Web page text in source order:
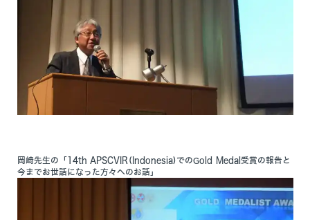
岡崎先生の「14th APSCVIR(Indonesia)でのGold Medal受賞の報告と
今までお世話になった方々へのお話」